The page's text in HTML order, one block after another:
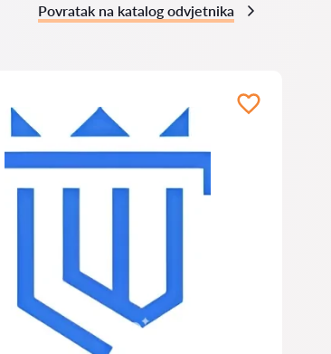
Povratak na katalog odvjetnika